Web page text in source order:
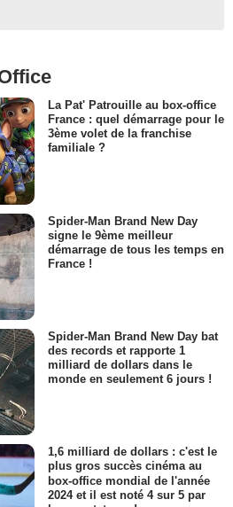
La Pat' Patrouille au box-office
France : quel démarrage pour le
3ème volet de la franchise
familiale ?
Spider-Man Brand New Day
signe le 9ème meilleur
démarrage de tous les temps en
France !
Spider-Man Brand New Day bat
des records et rapporte 1
milliard de dollars dans le
monde en seulement 6 jours !
1,6 milliard de dollars : c'est le
plus gros succès cinéma au
box-office mondial de l'année
2024 et il est noté 4 sur 5 par